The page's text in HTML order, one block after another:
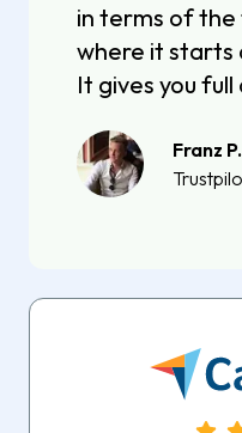
in terms of
where it starts
It gives you
Franz P.